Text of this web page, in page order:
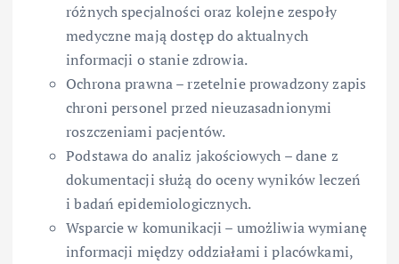
różnych specjalności oraz kolejne zespoły
medyczne mają dostęp do aktualnych
informacji o stanie zdrowia.
Ochrona prawna – rzetelnie prowadzony zapis
chroni personel przed nieuzasadnionymi
roszczeniami pacjentów.
Podstawa do analiz jakościowych – dane z
dokumentacji służą do oceny wyników leczeń
i badań epidemiologicznych.
Wsparcie w komunikacji – umożliwia wymianę
informacji między oddziałami i placówkami,